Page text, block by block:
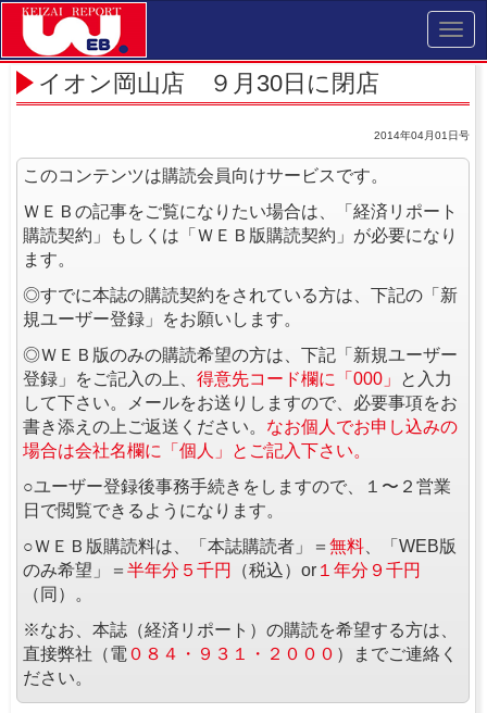
イオン岡山店 ９月30日に閉店
2014年04月01日号
このコンテンツは購読会員向けサービスです。
ＷＥＢの記事をご覧になりたい場合は、「経済リポート
購読契約」もしくは「ＷＥＢ版購読契約」が必要になり
ます。
◎すでに本誌の購読契約をされている方は、下記の「新
規ユーザー登録」をお願いします。
◎ＷＥＢ版のみの購読希望の方は、下記「新規ユーザー
登録」をご記入の上、 得意先コード欄に「000」
と入力
して下さい。メールをお送りしますので、必要事項をお
書き添えの上ご返送ください。 なお個人でお申し込みの
場合は会社名欄に「個人」とご記入下さい。
○ユーザー登録後事務手続きをしますので、１〜２営業
日で閲覧できるようになります。
○ＷＥＢ版購読料は、「本誌購読者」＝ 無料 、「WEB版
のみ希望」＝ 半年分５千円 （税込）or １年分９千円
（同）。
※なお、本誌（経済リポート）の購読を希望する方は、
直接弊社（電 ０８４・９３１・２０００ ）までご連絡く
ださい。